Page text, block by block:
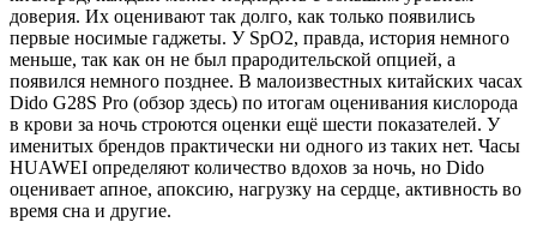
доверия. Их оценивают так долго, как только появились
первые носимые гаджеты. У SpO2, правда, история немного
меньше, так как он не был прародительской опцией, а
появился немного позднее. В малоизвестных китайских часах
Dido G28S Pro (обзор здесь) по итогам оценивания кислорода
в крови за ночь строются оценки ещё шести показателей. У
именитых брендов практически ни одного из таких нет. Часы
HUAWEI определяют количество вдохов за ночь, но Dido
оценивает апное, апоксию, нагрузку на сердце, активность во
время сна и другие.